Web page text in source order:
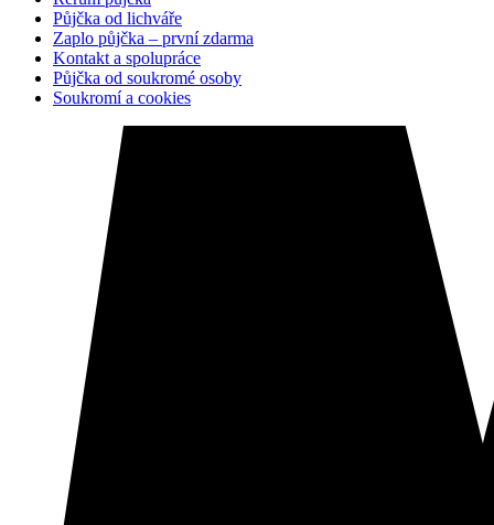
Půjčka od lichváře
Zaplo půjčka – první zdarma
Kontakt a spolupráce
Půjčka od soukromé osoby
Soukromí a cookies